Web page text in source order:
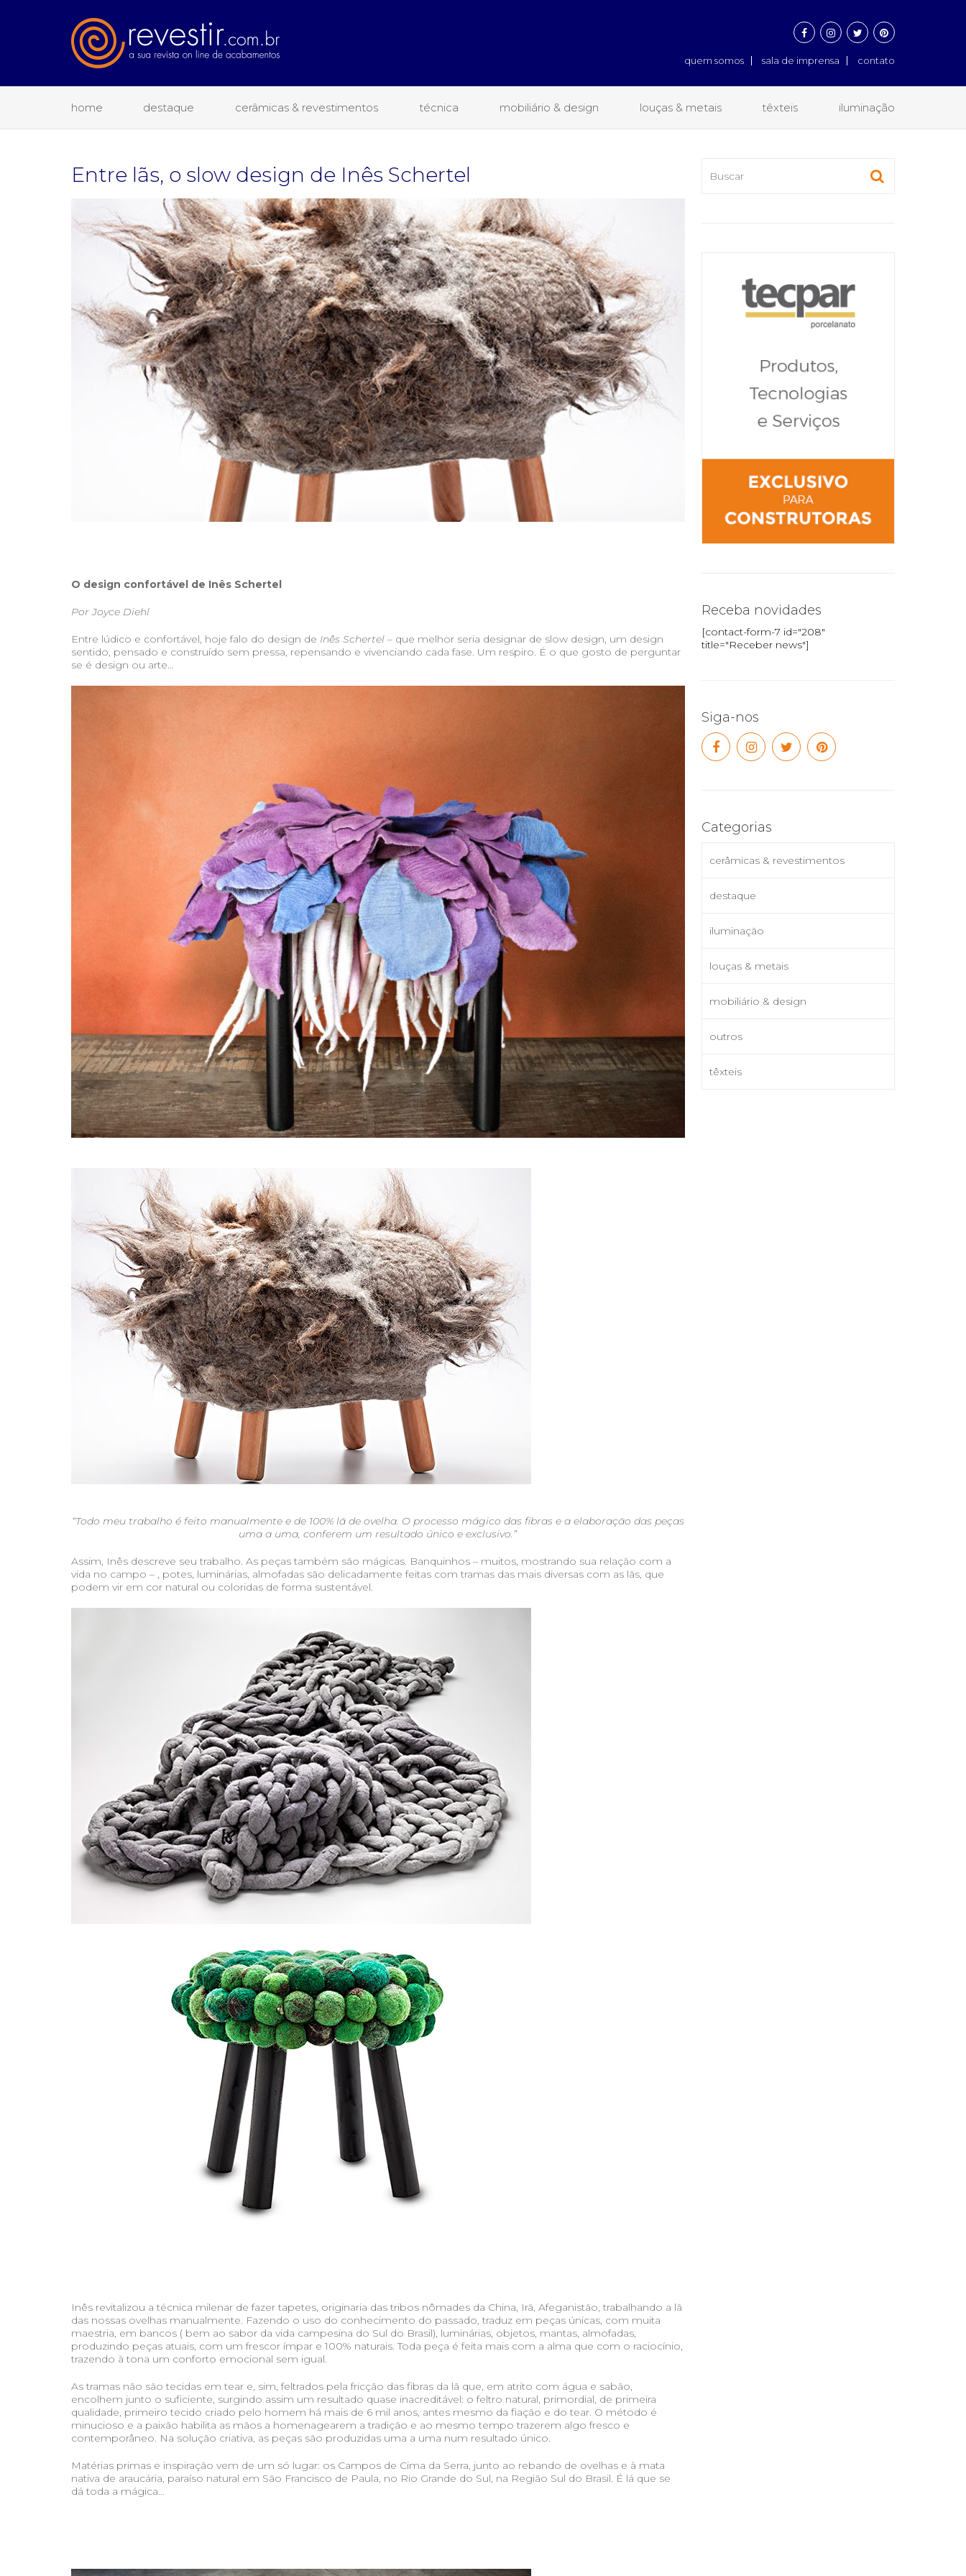
quem somos sala de imprensa contato
home destaque cerâmicas & revestimentos técnica mobiliário & design louças & metais têxteis iluminação
Entre lãs, o slow design de Inês Schertel
O design confortável de Inês Schertel
Por Joyce Diehl
Entre lúdico e confortável, hoje falo do design de Inês Schertel– que melhor seria designar de slow design, um design
sentido, pensado e construído sem pressa, repensando e vivenciando cada fase. Um respiro. É o que gosto de perguntar
se é design ou arte…
“Todo meu trabalho é feito manualmente e de 100% lã de ovelha. O processo mágico das fibras e a elaboração das peças
uma a uma, conferem um resultado único e exclusivo.”
Assim, Inês descreve seu trabalho. As peças também são mágicas. Banquinhos – muitos, mostrando sua relação com a
vida no campo – , potes, luminárias, almofadas são delicadamente feitas com tramas das mais diversas com as lãs, que
podem vir em cor natural ou coloridas de forma sustentável.
Inês revitalizou a técnica milenar de fazer tapetes, originaria das tribos nômades da China, Irã, Afeganistão, trabalhando a lã
das nossas ovelhas manualmente. Fazendo o uso do conhecimento do passado, traduz em peças únicas, com muita
maestria, em bancos ( bem ao sabor da vida campesina do Sul do Brasil), luminárias, objetos, mantas, almofadas,
produzindo peças atuais, com um frescor ímpar e 100% naturais. Toda peça é feita mais com a alma que com o raciocínio,
trazendo à tona um conforto emocional sem igual.
As tramas não são tecidas em tear e, sim, feltrados pela fricção das fibras da lã que, em atrito com água e sabão,
encolhem junto o suficiente, surgindo assim um resultado quase inacreditável: o feltro natural, primordial, de primeira
qualidade, primeiro tecido criado pelo homem há mais de 6 mil anos, antes mesmo da fiação e do tear. O método é
minucioso e a paixão habilita as mãos a homenagearem a tradição e ao mesmo tempo trazerem algo fresco e
contemporâneo. Na solução criativa, as peças são produzidas uma a uma num resultado único.
Matérias primas e inspiração vem de um só lugar: os Campos de Cima da Serra, junto ao rebando de ovelhas e à mata
nativa de araucária, paraíso natural em São Francisco de Paula, no Rio Grande do Sul, na Região Sul do Brasil. É lá que se
dá toda a mágica…
Receba novidades
[contact-form-7 id="208"
title="Receber news"]
Siga-nos
Categorias
cerâmicas & revestimentos
destaque
iluminação
louças & metais
mobiliário & design
outros
têxteis